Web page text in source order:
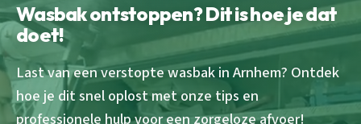
Wasbak ontstoppen? Dit is hoe je dat
doet!
Last van een verstopte wasbak in Arnhem? Ontdek
hoe je dit snel oplost met onze tips en
professionele hulp voor een zorgeloze afvoer!